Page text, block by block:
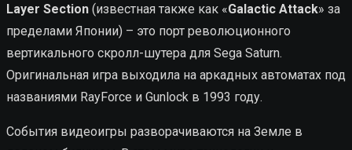
Layer Section (известная также как «Galactic Attack» за
пределами Японии) – это порт революционного
вертикального скролл-шутера для Sega Saturn.
Оригинальная игра выходила на аркадных автоматах под
названиями RayForce и Gunlock в 1993 году.
События видеоигры разворачиваются на Земле в